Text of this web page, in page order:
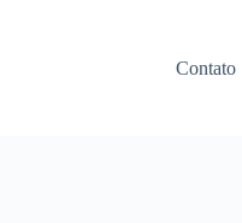
Contato